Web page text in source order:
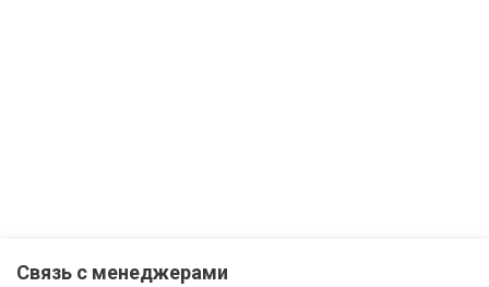
Связь с менеджерами